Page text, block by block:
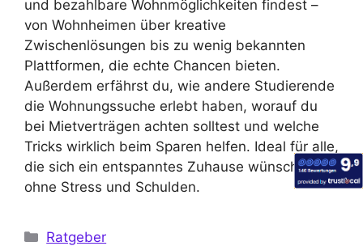
und bezahlbare Wohnmöglichkeiten findest –
von Wohnheimen über kreative
Zwischenlösungen bis zu wenig bekannten
Plattformen, die echte Chancen bieten.
Außerdem erfährst du, wie andere Studierende
die Wohnungssuche erlebt haben, worauf du
bei Mietverträgen achten solltest und welche
Tricks wirklich beim Sparen helfen. Ideal für alle,
die sich ein entspanntes Zuhause wünschen –
ohne Stress und Schulden.
Ratgeber